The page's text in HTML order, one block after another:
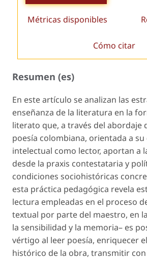
Métricas disponibles
Cómo citar
Resumen (es)
En este artículo se analizan las
enseñanza de la literatura en la
literato que, a través del abordaje
poesía colombiana, orientada a
intelectual como lector, aportan a
desde la praxis contestataria y
condiciones sociohistóricas
esta práctica pedagógica revela
lectura empleadas en el proceso
textual por parte del maestro, en
la sensibilidad y la memoria– es
vértigo al leer poesía, enriquecer
histórico de la obra, transmitir